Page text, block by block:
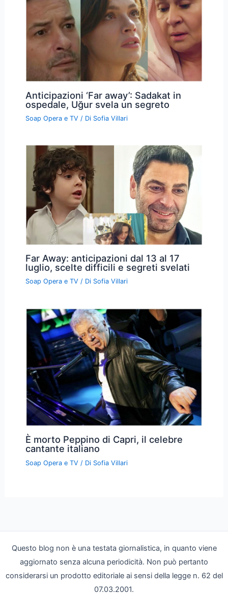
Anticipazioni ‘Far away’: Sadakat in
ospedale, Uğur svela un segreto
Soap Opera e TV / Di Sofia Villari
Far Away: anticipazioni dal 13 al 17
luglio, scelte difficili e segreti svelati
Soap Opera e TV / Di Sofia Villari
È morto Peppino di Capri, il celebre
cantante italiano
Soap Opera e TV / Di Sofia Villari
Questo blog non è una testata giornalistica, in quanto viene
aggiornato senza alcuna periodicità. Non può pertanto
considerarsi un prodotto editoriale ai sensi della legge n. 62 del
07.03.2001.